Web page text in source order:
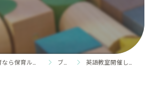
ブログ 英語教室開催しました！